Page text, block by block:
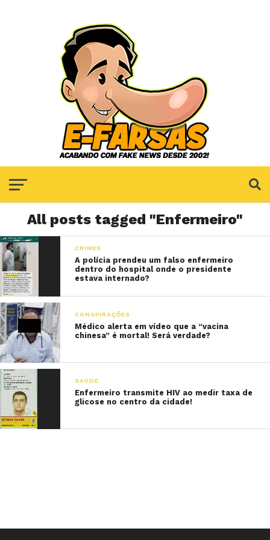
All posts tagged "Enfermeiro"
CRIMES
A polícia prendeu um falso enfermeiro
dentro do hospital onde o presidente
estava internado?
CONSPIRAÇÕES
Médico alerta em vídeo que a “vacina
chinesa” é mortal! Será verdade?
SAÚDE
Enfermeiro transmite HIV ao medir taxa de
glicose no centro da cidade!